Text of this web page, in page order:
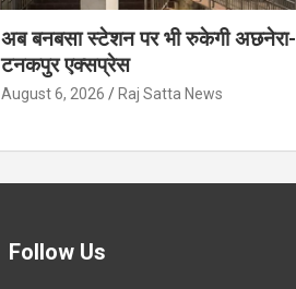
अब बनबसा स्टेशन पर भी रुकेगी अछनेरा-
टनकपुर एक्सप्रेस
August 6, 2026 Raj Satta News
Follow Us